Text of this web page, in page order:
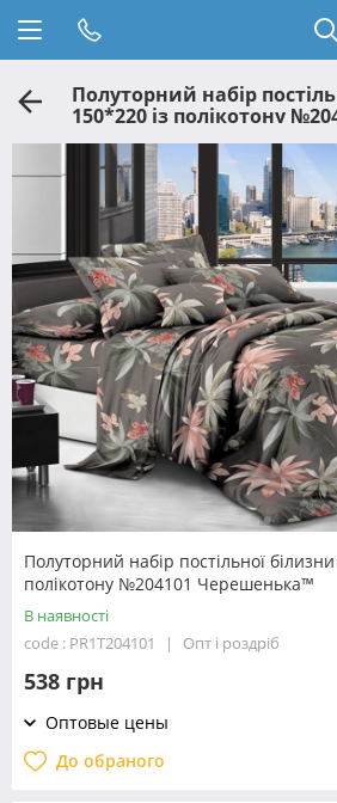
Полуторний набір
150*220 із полікотону
Черешенька™
Полуторний набір постільної
полікотону №204101 Черешенька™
В наявності
code : PR1T204101
Опт і роздріб
538 грн
Оптовые цены
До обраного